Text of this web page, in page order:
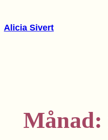
till
Alicia Sivert
Månad: